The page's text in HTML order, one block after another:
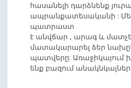
հասանելի դարձնենք
ապրանքատեսականի :
պատրաստ
է անվճար , արագ և
մատակարարել ձեր
պատվերը: Առաջիկայում
ենք բազում